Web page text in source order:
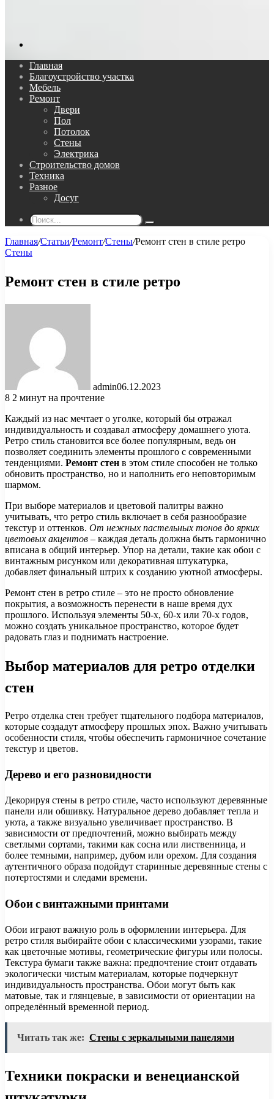
Главная
Благоустройство участка
Мебель
Ремонт
Двери
Пол
Потолок
Стены
Электрика
Строительство домов
Техника
Разное
Досуг
Поиск...
Главная/Статьи/Ремонт/Стены/Ремонт стен в стиле ретро
Стены
Ремонт стен в стиле ретро
admin06.12.2023
8 2 минут на прочтение
Каждый из нас мечтает о уголке, который бы отражал
индивидуальность и создавал атмосферу домашнего уюта.
Ретро стиль становится все более популярным, ведь он
позволяет соединить элементы прошлого с современными
тенденциями. Ремонт стен в этом стиле способен не только
обновить пространство, но и наполнить его неповторимым
шармом.
При выборе материалов и цветовой палитры важно
учитывать, что ретро стиль включает в себя разнообразие
текстур и оттенков. От нежных пастельных тонов до ярких
цветовых акцентов – каждая деталь должна быть гармонично
вписана в общий интерьер. Упор на детали, такие как обои с
винтажным рисунком или декоративная штукатурка,
добавляет финальный штрих к созданию уютной атмосферы.
Ремонт стен в ретро стиле – это не просто обновление
покрытия, а возможность перенести в наше время дух
прошлого. Используя элементы 50-х, 60-х или 70-х годов,
можно создать уникальное пространство, которое будет
радовать глаз и поднимать настроение.
Выбор материалов для ретро отделки
стен
Ретро отделка стен требует тщательного подбора материалов,
которые создадут атмосферу прошлых эпох. Важно учитывать
особенности стиля, чтобы обеспечить гармоничное сочетание
текстур и цветов.
Дерево и его разновидности
Декорируя стены в ретро стиле, часто используют деревянные
панели или обшивку. Натуральное дерево добавляет тепла и
уюта, а также визуально увеличивает пространство. В
зависимости от предпочтений, можно выбирать между
светлыми сортами, такими как сосна или лиственница, и
более темными, например, дубом или орехом. Для создания
аутентичного образа подойдут старинные деревянные стены с
потертостями и следами времени.
Обои с винтажными принтами
Обои играют важную роль в оформлении интерьера. Для
ретро стиля выбирайте обои с классическими узорами, такие
как цветочные мотивы, геометрические фигуры или полосы.
Текстура бумаги также важна: предпочтение стоит отдавать
экологически чистым материалам, которые подчеркнут
индивидуальность пространства. Обои могут быть как
матовые, так и глянцевые, в зависимости от ориентации на
определённый временной период.
Читать так же: Стены с зеркальными панелями
Техники покраски и венецианской